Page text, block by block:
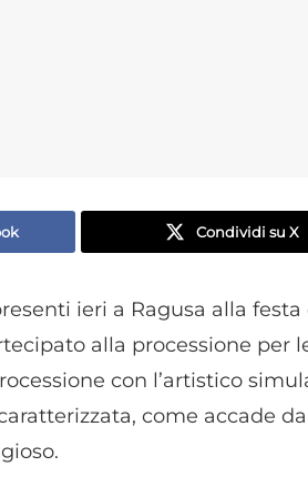
Condividi su X
ieri a Ragusa alla
alla processione per
con l’artistico
come accade